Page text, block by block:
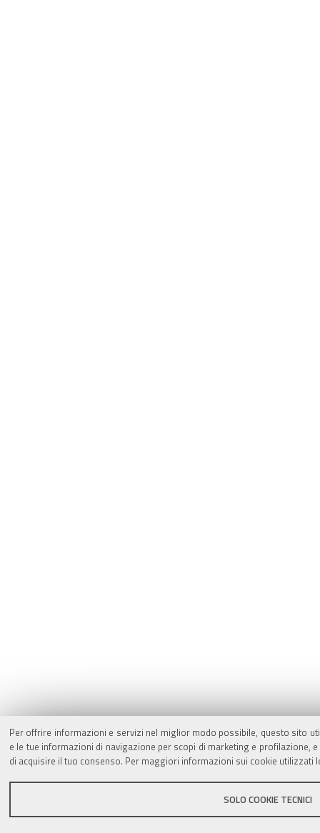
Per offrire informazioni e servizi nel miglior modo possibile, questo sito
e le tue informazioni di navigazione per scopi di marketing e
di acquisire il tuo consenso. Per maggiori informazioni sui cookie utilizzati
SOLO COOKIE TECNICI